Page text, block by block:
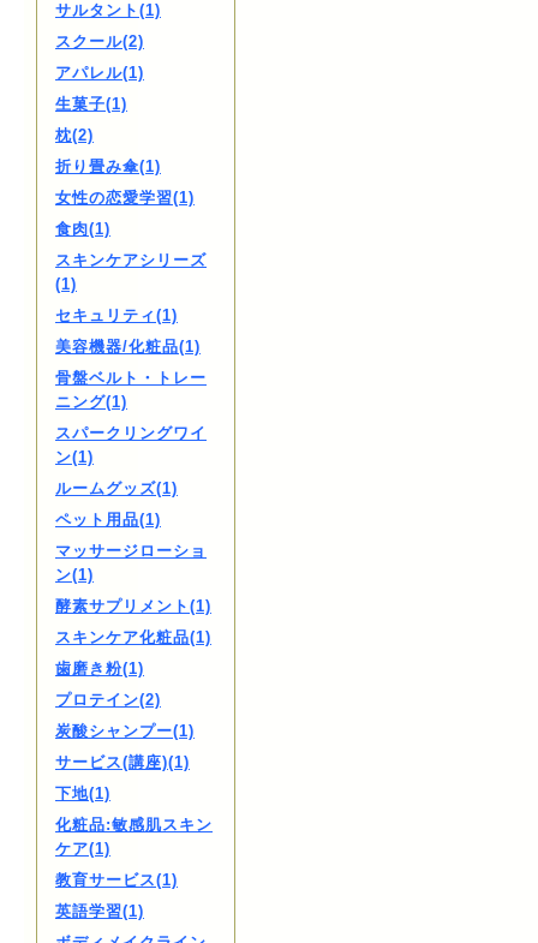
サルタント(1)
スクール(2)
アパレル(1)
生菓子(1)
枕(2)
折り畳み傘(1)
女性の恋愛学習(1)
食肉(1)
スキンケアシリーズ
(1)
セキュリティ(1)
美容機器/化粧品(1)
骨盤ベルト・トレー
ニング(1)
スパークリングワイ
ン(1)
ルームグッズ(1)
ペット用品(1)
マッサージローショ
ン(1)
酵素サプリメント(1)
スキンケア化粧品(1)
歯磨き粉(1)
プロテイン(2)
炭酸シャンプー(1)
サービス(講座)(1)
下地(1)
化粧品:敏感肌スキン
ケア(1)
教育サービス(1)
英語学習(1)